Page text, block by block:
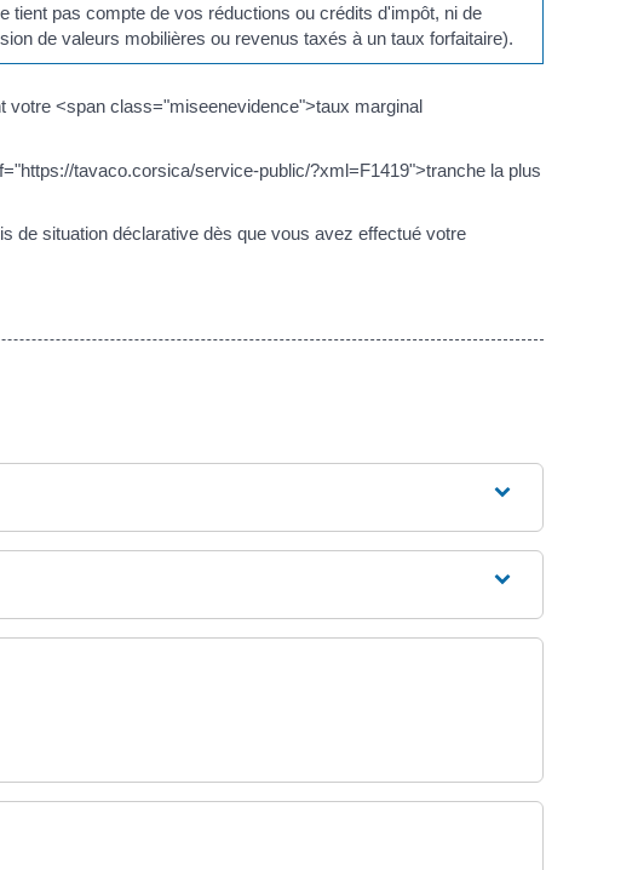
tient pas compte de vos réductions ou crédits d'impôt, ni de
de valeurs mobilières ou revenus taxés à un taux forfaitaire).
votre <span class="miseenevidence">taux marginal
tavaco.corsica/service-public/?xml=F1419">tranche la plus
de situation déclarative dès que vous avez effectué votre